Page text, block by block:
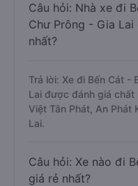
Câu hỏi: Nhà xe đi
Chư Prông - Gia
nhất?
Trả lời: Xe đi Bến Cát -
Lai được đánh giá
Việt Tân Phát, An Phát
Lai.
Câu hỏi: Xe nào đi
giá rẻ nhất?